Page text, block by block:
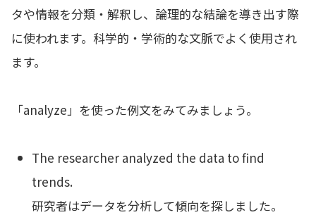
タや情報を分類・解釈し、論理的な結論を導き出す際
に使われます。科学的・学術的な文脈でよく使用され
ます。
「analyze」を使った例文をみてみましょう。
The researcher analyzed the data to find
trends.
研究者はデータを分析して傾向を探しました。